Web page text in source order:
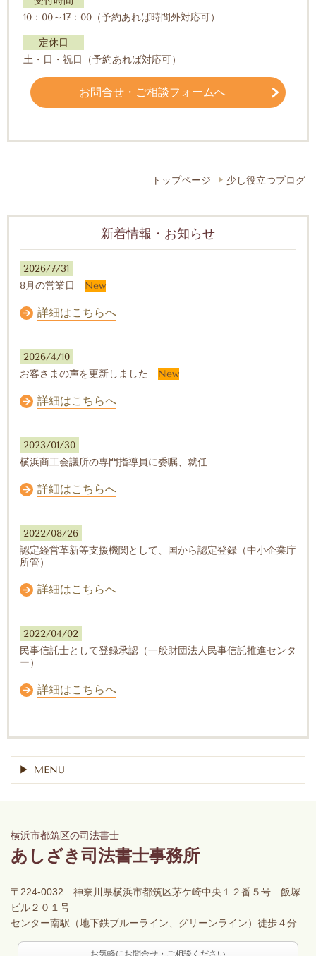
10：00～17：00（予約あれば時間外対応可）
定休日
土・日・祝日（予約あれば対応可）
お問合せ・ご相談フォームへ
トップページ 少し役立つブログ
新着情報・お知らせ
2026/7/31
8月の営業日 New
詳細はこちらへ
2026/4/10
お客さまの声を更新しました New
詳細はこちらへ
2023/01/30
横浜商工会議所の専門指導員に委嘱、就任
詳細はこちらへ
2022/08/26
認定経営革新等支援機関として、国から認定登録（中小企業庁
所管）
詳細はこちらへ
2022/04/02
民事信託士として登録承認（一般財団法人民事信託推進センタ
ー）
詳細はこちらへ
MENU
横浜市都筑区の司法書士
あしざき司法書士事務所
〒224-0032 神奈川県横浜市都筑区茅ケ崎中央１２番５号 飯塚
ビル２０１号
センター南駅（地下鉄ブルーライン、グリーンライン）徒歩４分